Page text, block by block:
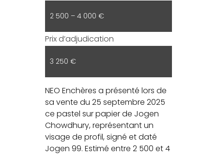
2 500 – 4 000 €
Prix d’adjudication
3 250 €
NEO Enchères a présenté lors de
sa vente du 25 septembre 2025
ce pastel sur papier de Jogen
Chowdhury, représentant un
visage de profil, signé et daté
Jogen 99. Estimé entre 2 500 et 4